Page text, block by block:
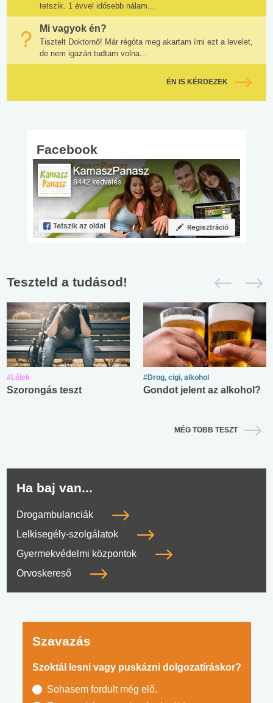
tetszik. 1 évvel idősebb nálam...
Mi vagyok én?
Tisztelt Doktornő! Már régóta meg akartam írni ezt a levelet,
de nem igazán tudtam volna...
ÉN IS KÉRDEZEK
Facebook
Teszteld a tudásod!
#Lélek
Szorongás teszt
#Drog, cigi, alkohol
Gondot jelent az alkohol?
MÉG TÖBB TESZT
Ha baj van...
Drogambulanciák
Lelkisegély-szolgálatok
Gyermekvédelmi központok
Orvoskereső
Szavazás
Szoktál lesni vagy puskázni dolgozatíráskor?
Sohasem fordult még elő.